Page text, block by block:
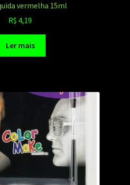
vermelha 15ml
R$ 4,19
Ler mais